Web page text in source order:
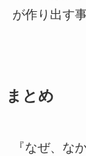
が作り出す
まとめ
『なぜ、な